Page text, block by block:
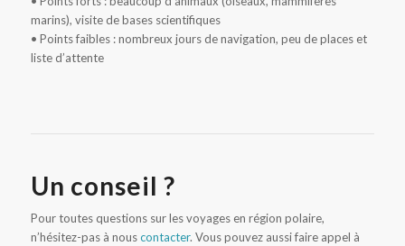
marins), visite de bases scientifiques
• Points faibles : nombreux jours de navigation, peu de places et
liste d’attente
Un conseil ?
Pour toutes questions sur les voyages en région polaire,
n’hésitez-pas à nouscontacter. Vous pouvez aussi faire appel à